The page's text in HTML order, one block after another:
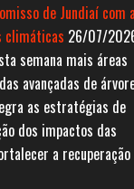
de Jundiaí com
climáticas 26/07/
semana mais áreas
avançadas de
as estratégias de
dos impactos das
a recuperação